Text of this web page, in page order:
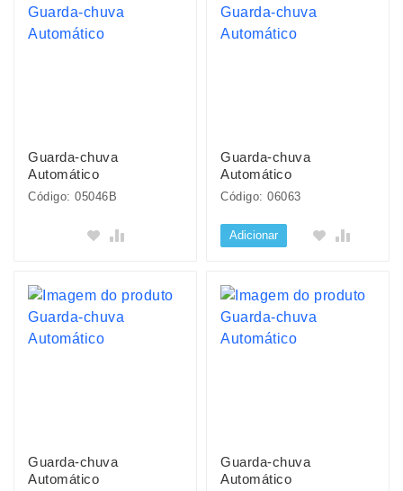
Guarda-chuva
Automático
Código: 05046B
Guarda-chuva
Automático
Código: 06063
Adicionar
Guarda-chuva
Automático
Guarda-chuva
Automático